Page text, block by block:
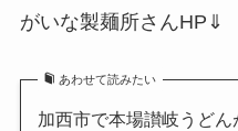
がいな製麺所さんHP⇓
あわせて読みたい
加西市で本場讃岐うど